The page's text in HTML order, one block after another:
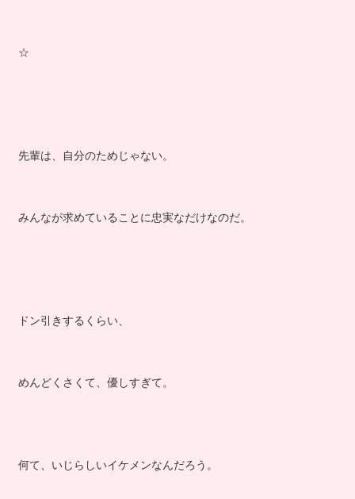
☆
先輩は、自分のためじゃない。
みんなが求めていることに忠実なだけなのだ。
ドン引きするくらい、
めんどくさくて、優しすぎて。
何て、いじらしいイケメンなんだろう。